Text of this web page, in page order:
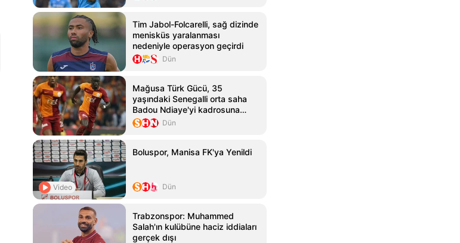
Tim Jabol-Folcarelli, sağ dizinde
menisküs yaralanması
nedeniyle operasyon geçirdi
Dün
Mağusa Türk Gücü, 35
yaşındaki Senegalli orta saha
Badou Ndiaye'yi kadrosuna
kattı
Dün
Video
Boluspor, Manisa FK'ya Yenildi
Dün
Trabzonspor: Muhammed
Salah'ın kulübüne haciz iddiaları
gerçek dışı